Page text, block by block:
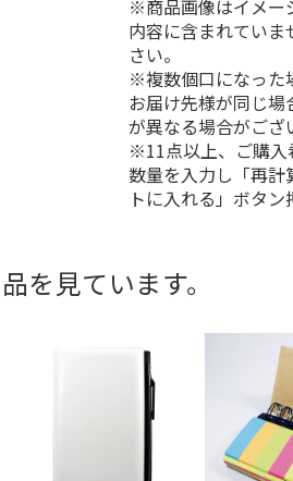
※商品画像はイメー
内容に含まれてい
さい。
※複数個口になった
お届け先様が同じ場
が異なる場合がござ
※11点以上、ご購入
数量を入力し「再
トに入れる」ボタン
を見ています。